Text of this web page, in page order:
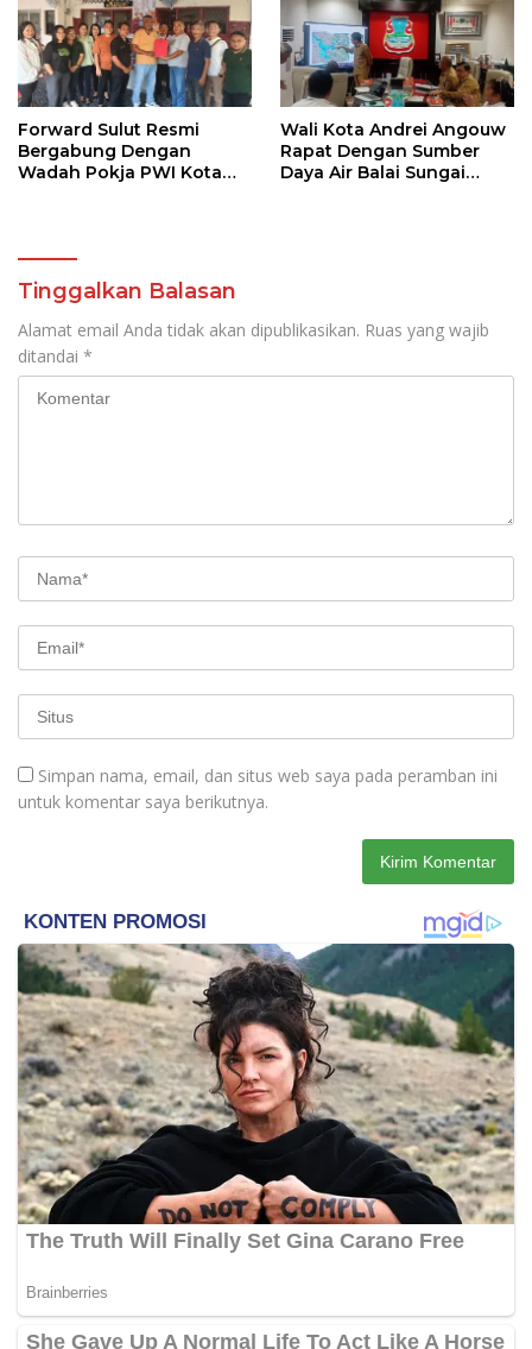
Forward Sulut Resmi
Bergabung Dengan
Wadah Pokja PWI Kota
Wali Kota Andrei Angouw
Rapat Dengan Sumber
Daya Air Balai Sungai
Tinggalkan Balasan
Alamat email Anda tidak akan dipublikasikan. Ruas yang wajib
ditandai *
Simpan nama, email, dan situs web saya pada peramban ini
untuk komentar saya berikutnya.